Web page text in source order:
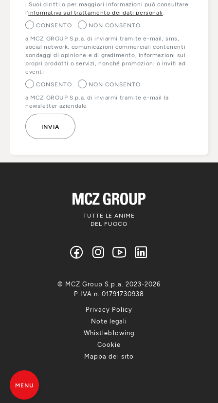
i Suoi diritti o per maggiori informazioni può consultare
l’informativa sul trattamento dei dati personali
CONSENTO
NON CONSENTO
a MCZ GROUP S.p.a. di inviarmi tramite e-mail, sms,
social network, comunicazioni commerciali contenenti
sondaggi di opinione e di gradimento, informazioni sui
propri prodotti o servizi, nonché promozioni o inviti ad
eventi
CONSENTO
NON CONSENTO
a MCZ GROUP S.p.a. di inviarmi tramite e-mail la
newsletter aziendale
TUTTE LE ANIME
DEL FUOCO
Privacy Policy
Note legali
Whistleblowing
Cookie
Mappa del sito
© MCZ Group S.p.a. 2023-2026
P.IVA n. 01791730938
MENU